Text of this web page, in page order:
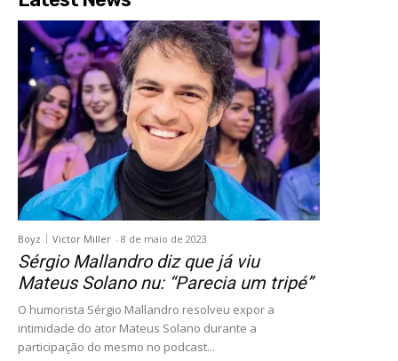
Boyz Victor Miller - 8 de maio de 2023
Sérgio Mallandro diz que já viu
Mateus Solano nu: “Parecia um tripé”
O humorista Sérgio Mallandro resolveu expor a
intimidade do ator Mateus Solano durante a
participação do mesmo no podcast...